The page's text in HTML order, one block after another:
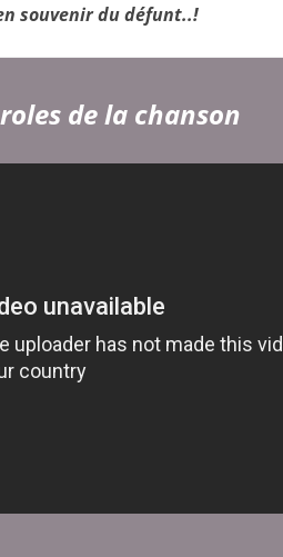
souvenir du défunt..!
de la chanson